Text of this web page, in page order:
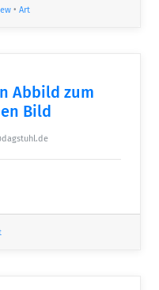
• Art
Abbild zum
Bild